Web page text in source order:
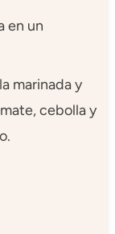
en un
marinada y
cebolla y